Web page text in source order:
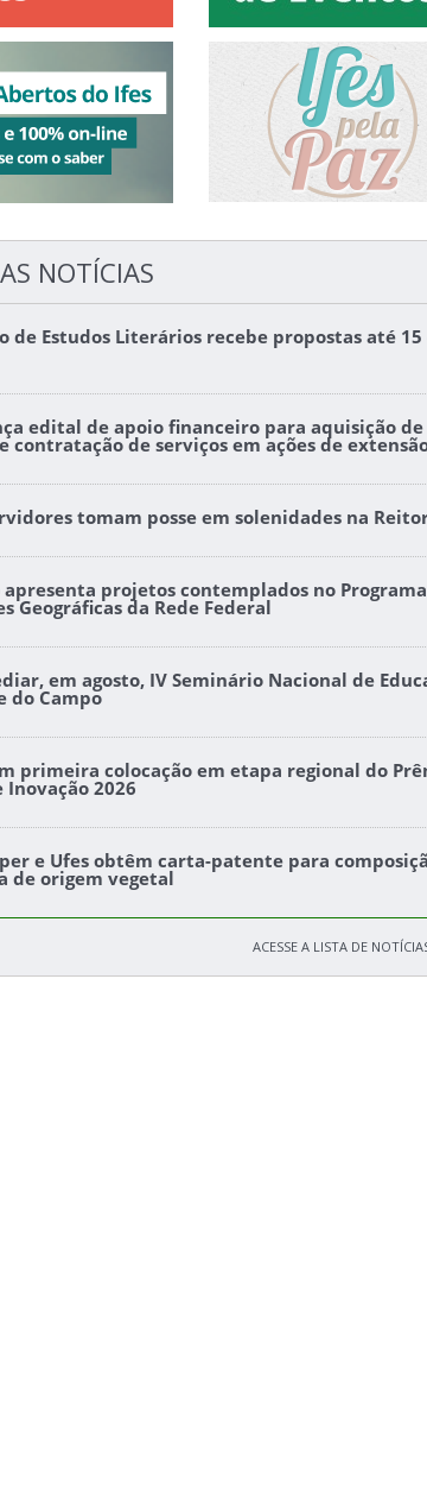
NOTÍCIAS
de Estudos Literários recebe propostas até 15
edital de apoio financeiro para aquisição de
contratação de serviços em ações de
tomam posse em solenidades na
apresenta projetos contemplados no
Geográficas da Rede Federal
em agosto, IV Seminário Nacional de
do Campo
primeira colocação em etapa regional do
Inovação 2026
e Ufes obtêm carta-patente para
de origem vegetal
ACESSE A LISTA DE